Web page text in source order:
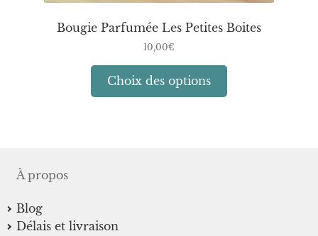
Bougie Parfumée Les Petites Boites
10,00€
Choix des options
produit
À propos
Blog
Délais et livraison